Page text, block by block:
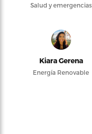
Salud y emergencias
Kiara Gerena
Energía Renovable